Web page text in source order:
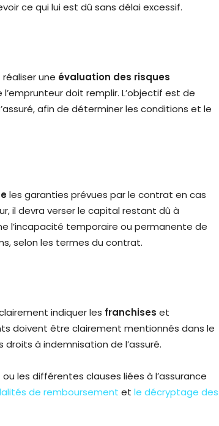
ce qui lui est dû sans délai excessif.
une évaluation des risques
doit remplir. L’objectif est de
afin de déterminer les conditions et le
les garanties prévues par le contrat en cas
il devra verser le capital restant dû à
l’incapacité temporaire ou permanente de
selon les termes du contrat.
indiquer les franchises et
doivent être clairement mentionnés dans le
à indemnisation de l’assuré.
les différentes clauses liées à l’assurance
de remboursement et le décryptage des